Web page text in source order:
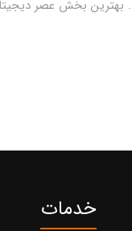
بهترین بخش عصر
خدمات